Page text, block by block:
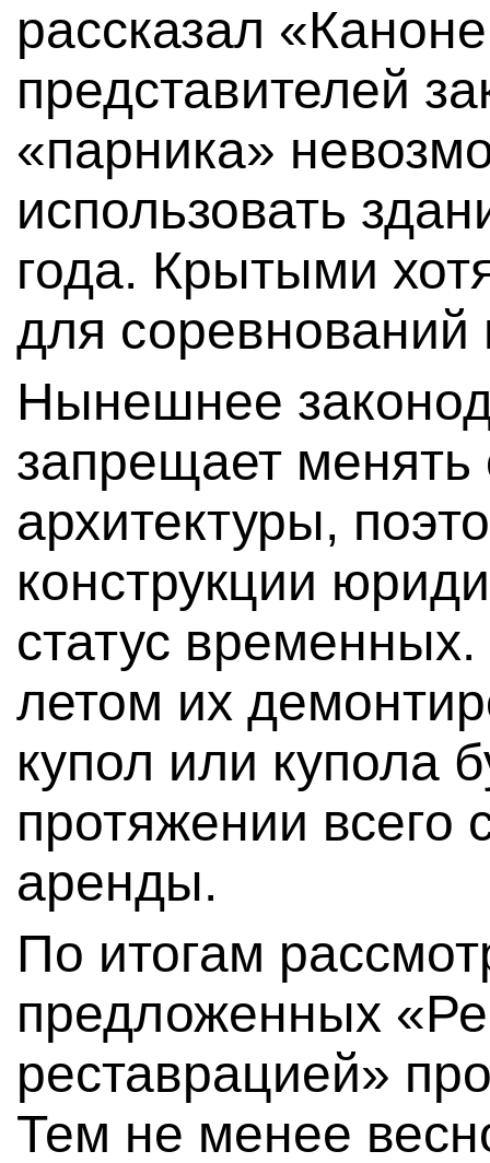
рассказал
представителей
«парника»
использовать
года. Крытыми
для соревнований
Нынешнее
запрещает менять
архитектуры,
конструкции
статус
летом их
купол или купола
протяжении всего
аренды.
По итогам
предложенных
реставрацией»
Тем не менее